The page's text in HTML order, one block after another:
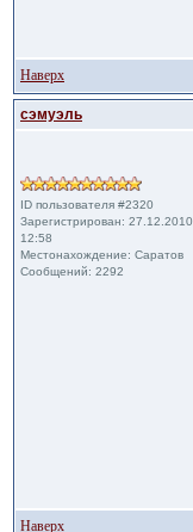
Наверх
сэмуэль
ID пользователя #2320
Зарегистрирован: 27.12.2010,
12:58
Местонахождение: Саратов
Сообщений: 2292
Наверх